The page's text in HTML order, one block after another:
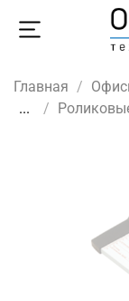
Главная
...